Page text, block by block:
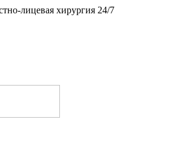
лицевая хирургия 24/7